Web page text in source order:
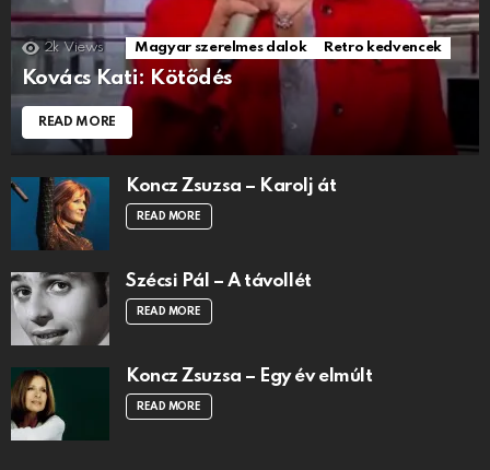
2k Views Magyar szerelmes dalok Retro kedvencek
Kovács Kati: Kötődés
READ MORE
Koncz Zsuzsa – Karolj át
READ MORE
Szécsi Pál – A távollét
READ MORE
Koncz Zsuzsa – Egy év elmúlt
READ MORE